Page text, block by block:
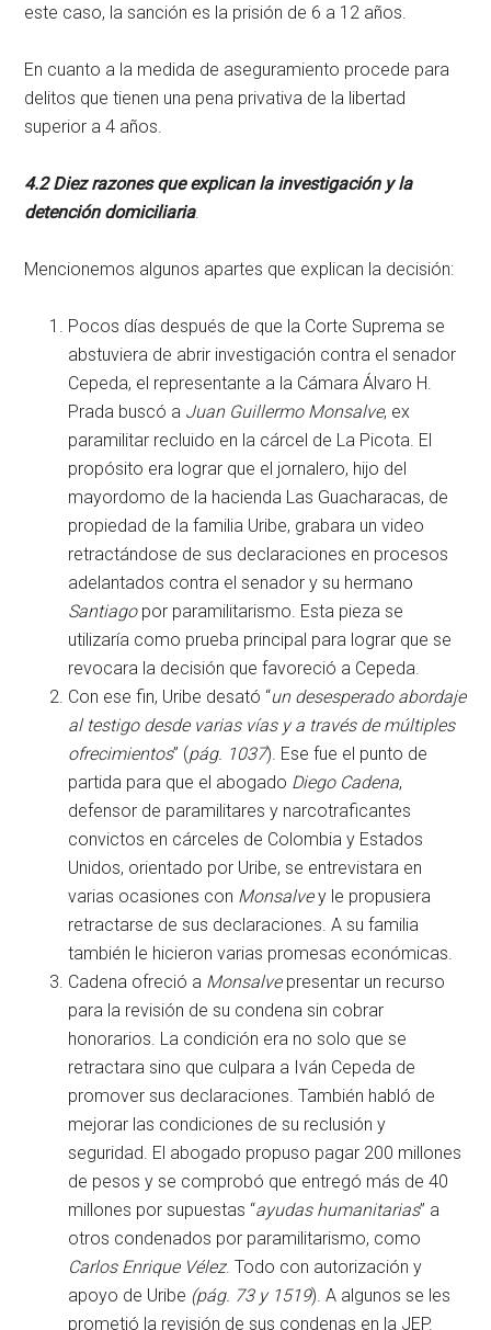
este caso, la sanción es la prisión de 6 a 12 años.
En cuanto a la medida de aseguramiento procede para
delitos que tienen una pena privativa de la libertad
superior a 4 años.
4.2 Diez razones que explican la investigación y la
detención domiciliaria.
Mencionemos algunos apartes que explican la decisión:
Pocos días después de que la Corte Suprema se
abstuviera de abrir investigación contra el senador
Cepeda, el representante a la Cámara Álvaro H.
Prada buscó a Juan Guillermo Monsalve, ex
paramilitar recluido en la cárcel de La Picota. El
propósito era lograr que el jornalero, hijo del
mayordomo de la hacienda Las Guacharacas, de
propiedad de la familia Uribe, grabara un video
retractándose de sus declaraciones en procesos
adelantados contra el senador y su hermano
Santiagopor paramilitarismo. Esta pieza se
utilizaría como prueba principal para lograr que se
revocara la decisión que favoreció a Cepeda.
Con ese fin, Uribe desató “un desesperado abordaje
al testigo desde varias vías y a través de múltiples
ofrecimientos” (pág. 1037). Ese fue el punto de
partida para que el abogado Diego Cadena,
defensor de paramilitares y narcotraficantes
convictos en cárceles de Colombia y Estados
Unidos, orientado por Uribe, se entrevistara en
varias ocasiones con Monsalvey le propusiera
retractarse de sus declaraciones. A su familia
también le hicieron varias promesas económicas.
Cadena ofreció a Monsalvepresentar un recurso
para la revisión de su condena sin cobrar
honorarios. La condición era no solo que se
retractara sino que culpara a Iván Cepeda de
promover sus declaraciones. También habló de
mejorar las condiciones de su reclusión y
seguridad. El abogado propuso pagar 200 millones
de pesos y se comprobó que entregó más de 40
millones por supuestas “ayudas humanitarias” a
otros condenados por paramilitarismo, como
Carlos Enrique Vélez. Todo con autorización y
apoyo de Uribe (pág. 73 y 1519). A algunos se les
prometió la revisión de sus condenas en la JEP.